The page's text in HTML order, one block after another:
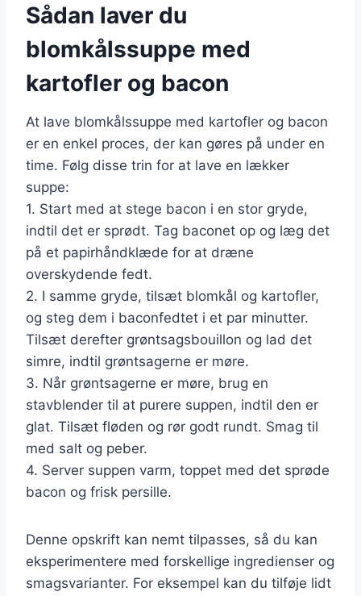
Sådan laver du
blomkålssuppe med
kartofler og bacon
At lave blomkålssuppe med kartofler og bacon
er en enkel proces, der kan gøres på under en
time. Følg disse trin for at lave en lækker
suppe:
1. Start med at stege bacon i en stor gryde,
indtil det er sprødt. Tag baconet op og læg det
på et papirhåndklæde for at dræne
overskydende fedt.
2. I samme gryde, tilsæt blomkål og kartofler,
og steg dem i baconfedtet i et par minutter.
Tilsæt derefter grøntsagsbouillon og lad det
simre, indtil grøntsagerne er møre.
3. Når grøntsagerne er møre, brug en
stavblender til at purere suppen, indtil den er
glat. Tilsæt fløden og rør godt rundt. Smag til
med salt og peber.
4. Server suppen varm, toppet med det sprøde
bacon og frisk persille.
Denne opskrift kan nemt tilpasses, så du kan
eksperimentere med forskellige ingredienser og
smagsvarianter. For eksempel kan du tilføje lidt